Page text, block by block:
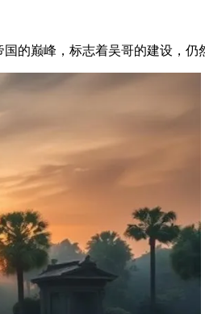
的巅峰，标志着吴哥的建设，仍